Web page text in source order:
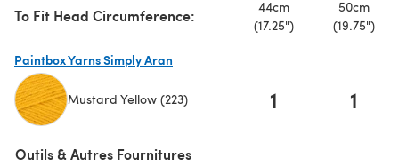
To Fit Head Circumference:
44cm
(17.25")
50cm
(19.75")
Paintbox Yarns Simply Aran
Mustard Yellow (223) 1 1
Outils & Autres Fournitures